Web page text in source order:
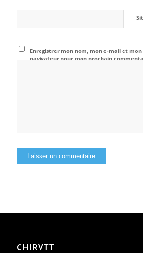
Enregistrer mon nom, mon e-mail et mon
navigateur pour mon prochain
CHIRVTT